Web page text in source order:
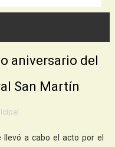
aniversario del
San Martín
llevó a cabo el acto por el